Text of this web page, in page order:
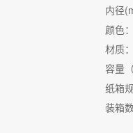
内径
颜色
材质
容量
纸箱
装箱